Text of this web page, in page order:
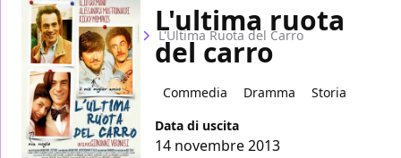
Home Film L'Ultima Ruota del Carro
L'ultima ruota
del carro
Commedia Dramma
Storia
Data di uscita
14 novembre 2013